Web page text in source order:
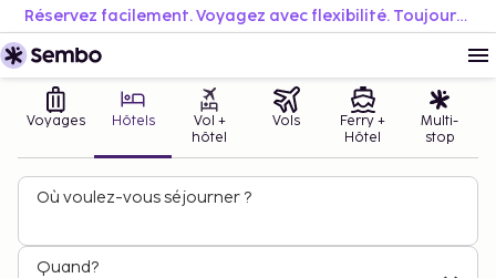
Réservez facilement. Voyagez avec flexibilité. Toujours au meilleur prix.
Voyages Hôtels
Vol +
hôtel
Vols
Ferry +
Hôtel
Multi-
stop
Où voulez-vous séjourner ?
Quand?